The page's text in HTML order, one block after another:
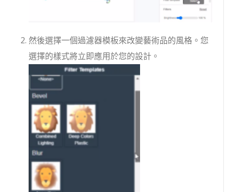
然後選擇一個過濾器模板來改變藝術品的風格。您
選擇的樣式將立即應用於您的設計。